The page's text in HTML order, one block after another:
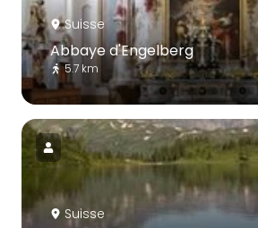
Suisse
Abbaye d'Engelberg
5.7 km
Suisse